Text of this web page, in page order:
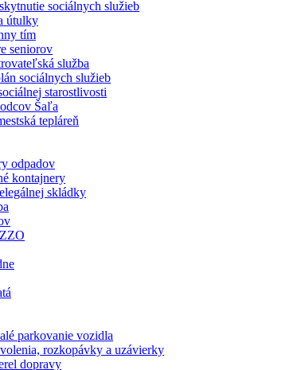
sociálnych služieb
útulky
tím
seniorov
služba
sociálnych služieb
starostlivosti
Šaľa
tepláreň
odpadov
kontajnery
skládky
parkovanie vozidla
rozkopávky a uzávierky
dopravy